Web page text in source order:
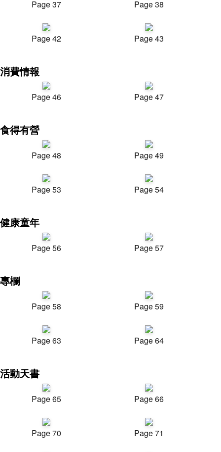
Page 37 Page 38
Page 42 Page 43
消費情報
Page 46 Page 47
食得有營
Page 48 Page 49
Page 53 Page 54
健康童年
Page 56 Page 57
專欄
Page 58 Page 59
Page 63 Page 64
活動天書
Page 65 Page 66
Page 70 Page 71